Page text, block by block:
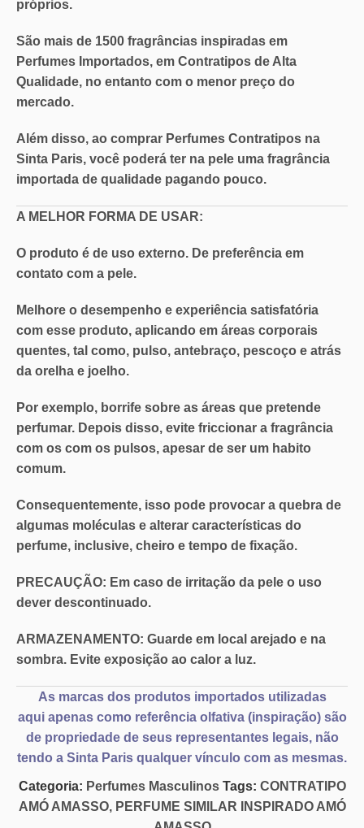
próprios.
São mais de 1500 fragrâncias inspiradas em
Perfumes Importados, em Contratipos de Alta
Qualidade, no entanto com o menor preço do
mercado.
Além disso, ao comprar Perfumes Contratipos na
Sinta Paris, você poderá ter na pele uma fragrância
importada de qualidade pagando pouco.
A MELHOR FORMA DE USAR:
O produto é de uso externo. De preferência em
contato com a pele.
Melhore o desempenho e experiência satisfatória
com esse produto, aplicando em áreas corporais
quentes, tal como, pulso, antebraço, pescoço e atrás
da orelha e joelho.
Por exemplo, borrife sobre as áreas que pretende
perfumar. Depois disso, evite friccionar a fragrância
com os com os pulsos, apesar de ser um habito
comum.
Consequentemente, isso pode provocar a quebra de
algumas moléculas e alterar características do
perfume, inclusive, cheiro e tempo de fixação.
PRECAUÇÃO: Em caso de irritação da pele o uso
dever descontinuado.
ARMAZENAMENTO: Guarde em local arejado e na
sombra. Evite exposição ao calor a luz.
As marcas dos produtos importados utilizadas
aqui apenas como referência olfativa(inspiração) são
de propriedade de seus representantes legais, não
tendo a Sinta Paris qualquer vínculo com as mesmas.
Categoria: Perfumes Masculinos Tags: CONTRATIPO
AMÓ AMASSO, PERFUME SIMILAR INSPIRADO AMÓ